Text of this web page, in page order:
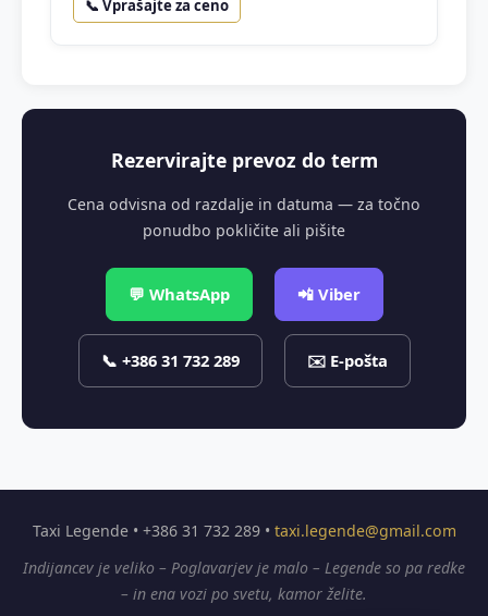
📞 Vprašajte za ceno
Rezervirajte prevoz do term
Cena odvisna od razdalje in datuma — za točno
ponudbo pokličite ali pišite
💬 WhatsApp 📲 Viber
📞 +386 31 732 289 ✉️ E-pošta
Taxi Legende • +386 31 732 289 • taxi.legende@gmail.com
Indijancev je veliko – Poglavarjev je malo – Legende so pa redke
– in ena vozi po svetu, kamor želite.